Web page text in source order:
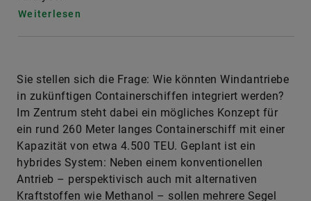
Weiterlesen
Sie stellen sich die Frage: Wie könnten Windantriebe
in zukünftigen Containerschiffen integriert werden?
Im Zentrum steht dabei ein mögliches Konzept für
ein rund 260 Meter langes Containerschiff mit einer
Kapazität von etwa 4.500 TEU. Geplant ist ein
hybrides System: Neben einem konventionellen
Antrieb – perspektivisch auch mit alternativen
Kraftstoffen wie Methanol – sollen mehrere Segel